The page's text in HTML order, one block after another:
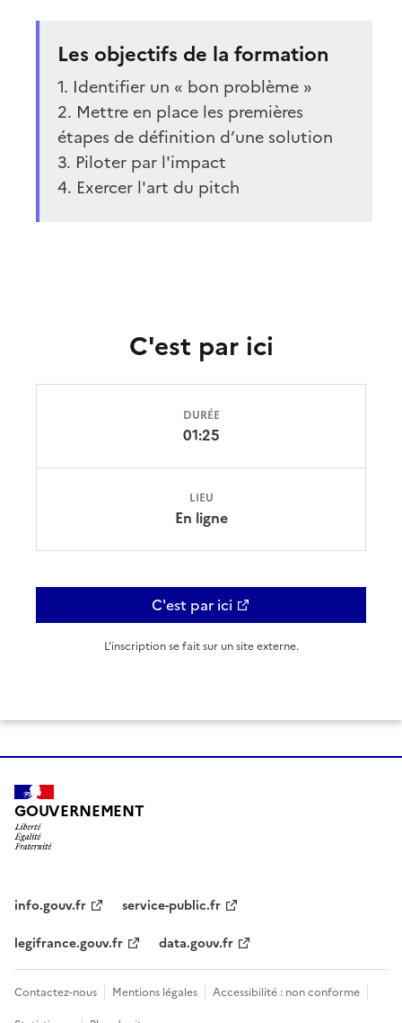
Les objectifs de la formation
1. Identifier un « bon problème »
2. Mettre en place les premières
étapes de définition d’une solution
3. Piloter par l'impact
4. Exercer l'art du pitch
C'est par ici
DURÉE
01:25
LIEU
En ligne
C'est par ici
L'inscription se fait sur un site externe.
GOUVERNEMENT
info.gouv.fr
service-public.fr
legifrance.gouv.fr
data.gouv.fr
Contactez-nous Mentions légales
Accessibilité : non conforme